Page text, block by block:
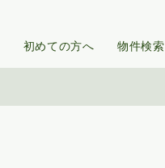
初めての方へ 物件検索